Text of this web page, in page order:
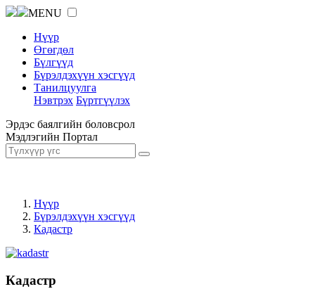
MENU
Нүүр
Өгөгдөл
Бүлгүүд
Бүрэлдэхүүн хэсгүүд
Танилцуулга
Нэвтрэх Бүртгүүлэх
Эрдэс баялгийн боловсрол
Мэдлэгийн Портал
Нүүр
Бүрэлдэхүүн хэсгүүд
Кадастр
Кадастр